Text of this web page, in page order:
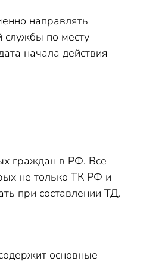
направлять
службы по месту
начала действия
граждан в РФ. Все
не только ТК РФ и
при составлении ТД.
основные